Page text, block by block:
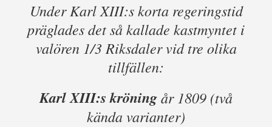
Under Karl XIII:s korta regeringstid
präglades det så kallade kastmyntet i
valören 1/3 Riksdaler vid tre olika
tillfällen:
Karl XIII:s kröningår 1809 (två
kända varianter)